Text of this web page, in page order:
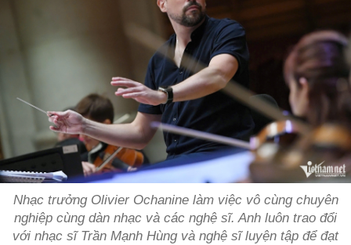
Nhạc trưởng Olivier Ochanine làm việc vô cùng chuyên
nghiệp cùng dàn nhạc và các nghệ sĩ. Anh luôn trao đổi
với nhạc sĩ Trần Mạnh Hùng và nghệ sĩ luyện tập để đạt